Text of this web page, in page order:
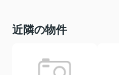
近隣の物件